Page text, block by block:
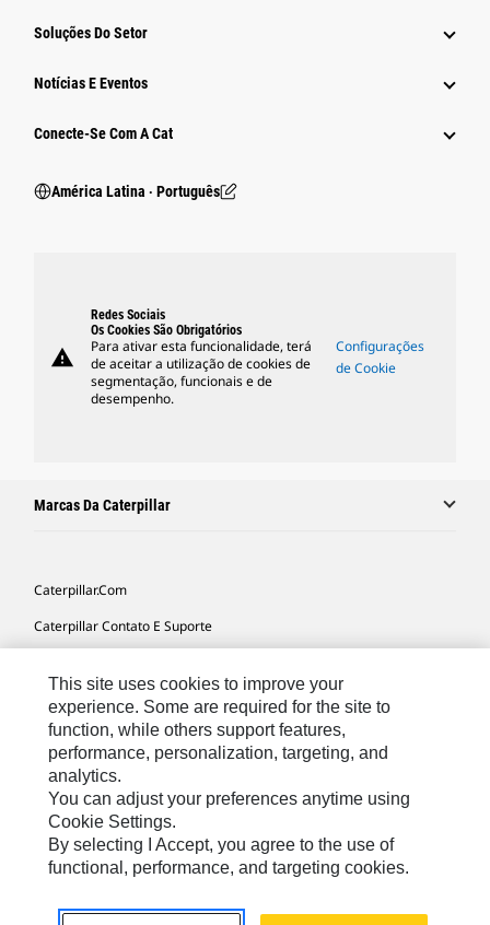
Soluções Do Setor
Notícias E Eventos
Conecte-Se Com A Cat
América Latina ‧ Português
warning
Redes Sociais
Os Cookies São Obrigatórios
Para ativar esta funcionalidade, terá
de aceitar a utilização de cookies de
segmentação, funcionais e de
desempenho.
Configurações
de Cookie
Marcas Da Caterpillar
Caterpillar.com
Caterpillar Contato E Suporte
Mapa Do Local
Cookie Settings
Legal
Privacidade
Portuguese
reservados.
This site uses cookies to improve your
experience. Some are required for the site to
function, while others support features,
performance, personalization, targeting, and
analytics.
You can adjust your preferences anytime using
Cookie Settings.
By selecting I Accept, you agree to the use of
functional, performance, and targeting cookies.